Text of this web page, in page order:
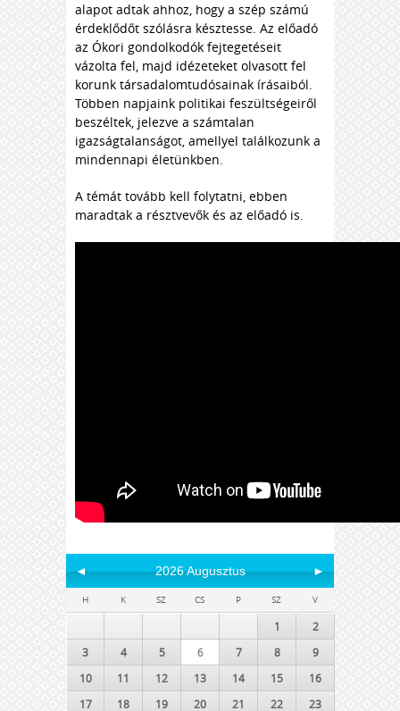
alapot adtak ahhoz, hogy a szép számú
érdeklődőt szólásra késztesse. Az előadó
az Ókori gondolkodók fejtegetéseit
vázolta fel, majd idézeteket olvasott fel
korunk társadalomtudósainak írásaiból.
Többen napjaink politikai feszültségeiről
beszéltek, jelezve a számtalan
igazságtalanságot, amellyel találkozunk a
mindennapi életünkben.
A témát tovább kell folytatni, ebben
maradtak a résztvevők és az előadó is.
◄ 2026 Augusztus ►
H K SZ CS P SZ V
1
2
3
4 5 6 7 8
9
10
11 12 13 14 15
16
17
18 19 20 21 22
23